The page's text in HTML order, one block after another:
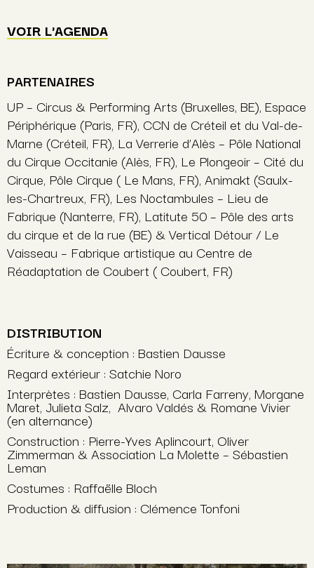
VOIR L'AGENDA
PARTENAIRES
UP – Circus & Performing Arts (Bruxelles, BE), Espace
Périphérique (Paris, FR), CCN de Créteil et du Val-de-
Marne (Créteil, FR), La Verrerie d’Alès – Pôle National
du Cirque Occitanie (Alès, FR), Le Plongeoir – Cité du
Cirque, Pôle Cirque ( Le Mans, FR), Animakt (Saulx-
les-Chartreux, FR), Les Noctambules – Lieu de
Fabrique (Nanterre, FR), Latitute 50 – Pôle des arts
du cirque et de la rue (BE) & Vertical Détour / Le
Vaisseau – Fabrique artistique au Centre de
Réadaptation de Coubert ( Coubert, FR)
DISTRIBUTION
Écriture & conception : Bastien Dausse
Regard extérieur : Satchie Noro
Interprètes : Bastien Dausse, Carla Farreny, Morgane
Maret, Julieta Salz, Alvaro Valdés & Romane Vivier
(en alternance)
Construction : Pierre-Yves Aplincourt, Oliver
Zimmerman & Association La Molette – Sébastien
Leman
Costumes : Raffaëlle Bloch
Production & diffusion : Clémence Tonfoni